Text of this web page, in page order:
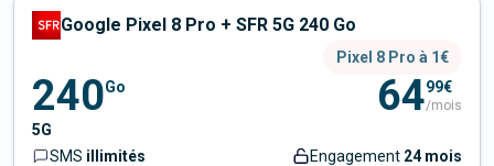
Google Pixel 8 Pro + SFR 5G 240 Go
Pixel 8 Pro à 1€
240Go
5G
SMS illimités
6499€
/mois
Engagement 24 mois